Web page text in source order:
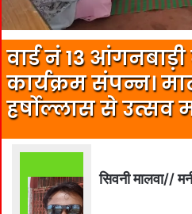
वार्ड नं 13
कार्यक्रम संपन्न।
हर्षोल्लास से उत्सव
सिवनी मालवा//